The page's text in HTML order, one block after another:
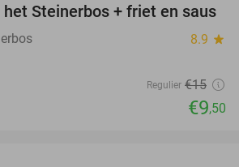
37%
Steinerbos + friet en saus
8.9 star
Regulier €15
€9,50